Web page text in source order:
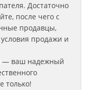
Достаточно
после чего с
продавцы,
продажи и
— ваш надежный
только!